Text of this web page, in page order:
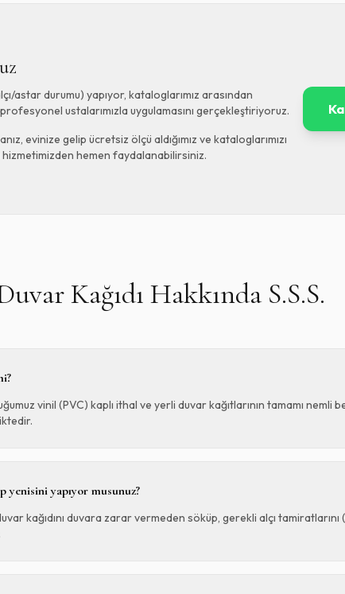
astar durumu) yapıyor, kataloglarımız arasından
ustalarımızla uygulamasını gerçekleştiriyoruz.
evinize gelip ücretsiz ölçü aldığımız ve kataloglarımızı
hizmetimizden hemen faydalanabilirsiniz.
Kağıdı Hakkında S.S.S.
vinil (PVC) kaplı ithal ve yerli duvar kağıtlarının tamamı nemli
yenisini yapıyor musunuz?
kağıdını duvara zarar vermeden söküp, gerekli alçı